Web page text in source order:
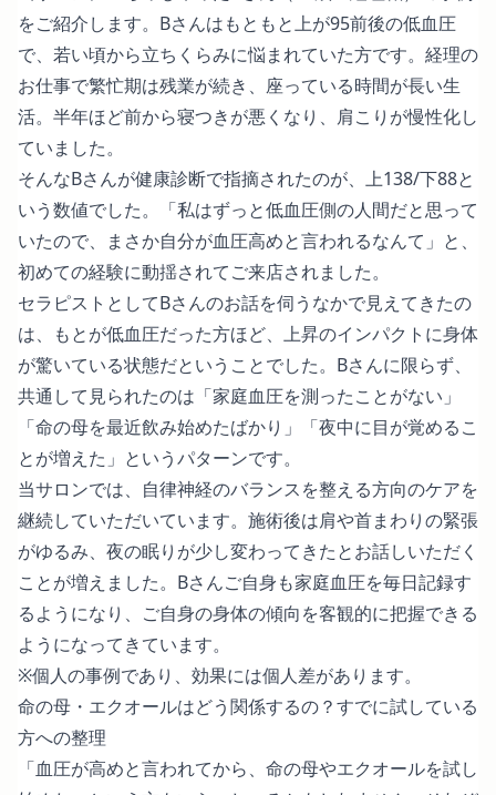
をご紹介します。Bさんはもともと上が95前後の低血圧
で、若い頃から立ちくらみに悩まれていた方です。経理の
お仕事で繁忙期は残業が続き、座っている時間が長い生
活。半年ほど前から寝つきが悪くなり、肩こりが慢性化し
ていました。
そんなBさんが健康診断で指摘されたのが、上138/下88と
いう数値でした。「私はずっと低血圧側の人間だと思って
いたので、まさか自分が血圧高めと言われるなんて」と、
初めての経験に動揺されてご来店されました。
セラピストとしてBさんのお話を伺うなかで見えてきたの
は、もとが低血圧だった方ほど、上昇のインパクトに身体
が驚いている状態だということでした。Bさんに限らず、
共通して見られたのは「家庭血圧を測ったことがない」
「命の母を最近飲み始めたばかり」「夜中に目が覚めるこ
とが増えた」というパターンです。
当サロンでは、自律神経のバランスを整える方向のケアを
継続していただいています。施術後は肩や首まわりの緊張
がゆるみ、夜の眠りが少し変わってきたとお話しいただく
ことが増えました。Bさんご自身も家庭血圧を毎日記録す
るようになり、ご自身の身体の傾向を客観的に把握できる
ようになってきています。
※個人の事例であり、効果には個人差があります。
命の母・エクオールはどう関係するの？すでに試している
方への整理
「血圧が高めと言われてから、命の母やエクオールを試し